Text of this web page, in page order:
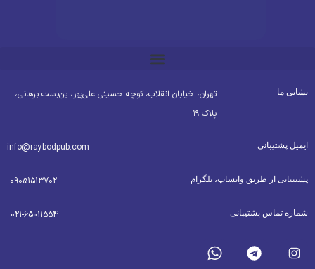
ما
تهران، خیابان انقلاب، کوچه حسینی علی‌پور، بن‌بست برهانی،
پلاک ۱۹
پشتیبانی info@raybodpub.com
از طریق واتساپ، تلگرام 09051513702
تماس پشتیبانی 021-65011554